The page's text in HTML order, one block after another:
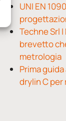
UNI EN
Techne Srl
brevetto
metrologia
Prima
drylin C